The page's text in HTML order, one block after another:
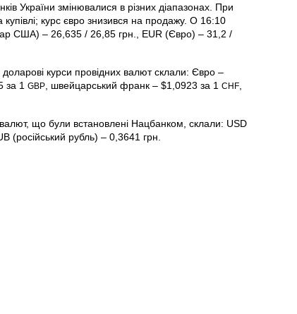
України змінювалися в різних діапазонах. При
курс євро знизився на продажу. О 16:10
США) – 26,635 / 26,85 грн., EUR (Євро) – 31,2 /
курси провідних валют склали: Євро –
за 1 GBP , швейцарський франк – $1,0923 за 1 CHF
що були встановлені Нацбанком, склали: USD
рубль) – 0,3641 грн.